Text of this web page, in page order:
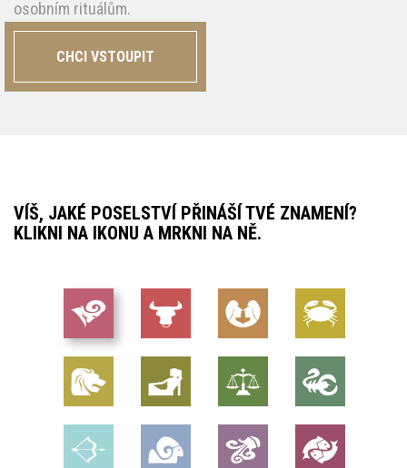
osobním rituálům.
CHCI VSTOUPIT
VÍŠ, JAKÉ POSELSTVÍ PŘINÁŠÍ TVÉ ZNAMENÍ?
KLIKNI NA IKONU A MRKNI NA NĚ.